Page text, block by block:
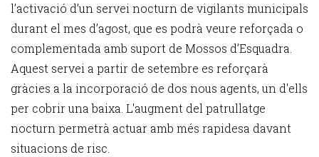
l’activació d’un servei nocturn de vigilants municipals
durant el mes d’agost, que es podrà veure reforçada o
complementada amb suport de Mossos d’Esquadra.
Aquest servei a partir de setembre es reforçarà
gràcies a la incorporació de dos nous agents, un d'ells
per cobrir una baixa. L'augment del patrullatge
nocturn permetrà actuar amb més rapidesa davant
situacions de risc.